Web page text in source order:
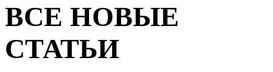
ВСЕ НОВЫЕ
СТАТЬИ